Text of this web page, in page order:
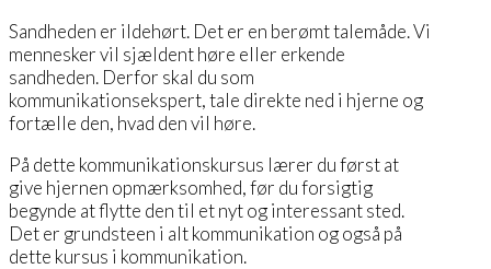
Sandheden er ildehørt. Det er en berømt talemåde. Vi
mennesker vil sjældent høre eller erkende
sandheden. Derfor skal du som
kommunikationsekspert, tale direkte ned i hjerne og
fortælle den, hvad den vil høre.
På dette kommunikationskursus lærer du først at
give hjernen opmærksomhed, før du forsigtig
begynde at flytte den til et nyt og interessant sted.
Det er grundsteen i alt kommunikation og også på
dette kursus i kommunikation.